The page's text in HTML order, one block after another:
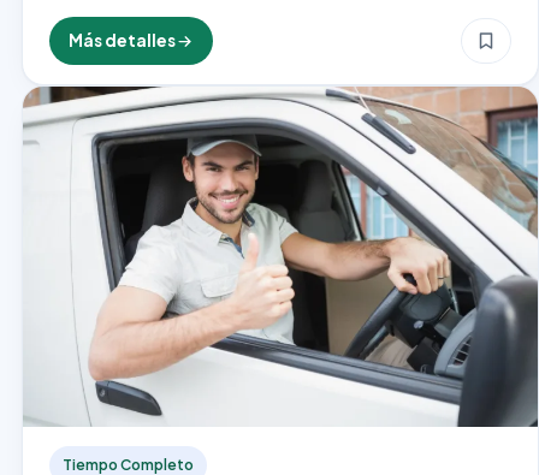
Experiencia Mágica Los conductores de trineos turísticos
decorativos son profesionales encargados de brindar
experiencias únicas durante la temporada navideña y…
Más detalles
Tiempo Completo